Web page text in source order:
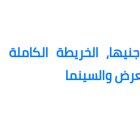
التذاكر تبدأ من 40 جنيها، الخريطة الكاملة
والسينما